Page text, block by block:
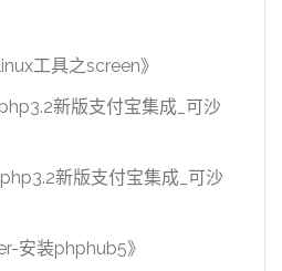
工具之screen》
新版支付宝集成_可沙
新版支付宝集成_可沙
安装phphub5》